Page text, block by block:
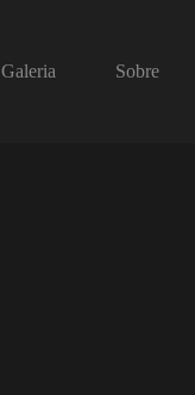
Galeria Sobre